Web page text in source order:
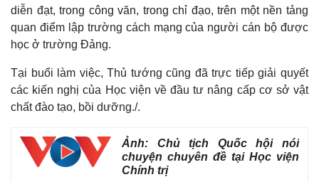
Sức khỏe
Dinh dưỡng - món ngon
Sản phụ khoa
Nhi khoa
Đời sống
Tình yêu - Gia đình
diễn đạt, trong công văn, trong chỉ đạo, trên một nền tảng
quan điểm lập trường cách mạng của người cán bộ được
học ở trường Đảng.
Tại buổi làm việc, Thủ tướng cũng đã trực tiếp giải quyết
các kiến nghị của Học viện về đầu tư nâng cấp cơ sở vật
chất đào tạo, bồi dưỡng./.
Ảnh: Chủ tịch Quốc hội nói
chuyện chuyên đề tại Học viện
Chính trị